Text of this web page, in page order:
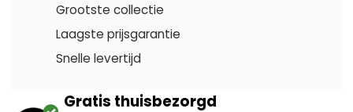
Grootste collectie
Laagste prijsgarantie
Snelle levertijd
Gratis thuisbezorgd